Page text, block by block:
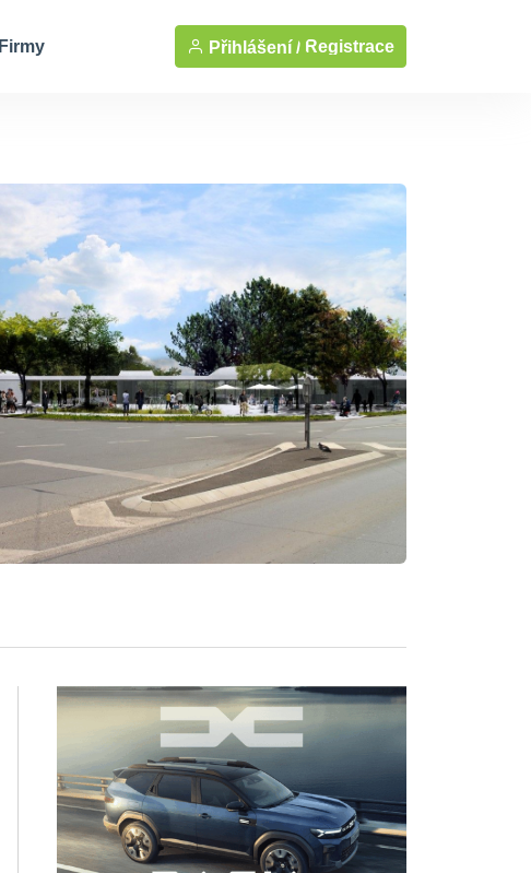
Firmy Přihlášení / Registrace